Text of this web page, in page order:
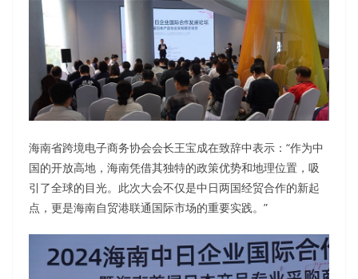
海南省跨境电子商务协会会长王宝成在致辞中表示：“作为中
国的开放高地，海南凭借其独特的政策优势和地理位置，吸
引了全球的目光。此次大会不仅是中日两国经贸合作的新起
点，更是海南自贸港联通国际市场的重要实践。”